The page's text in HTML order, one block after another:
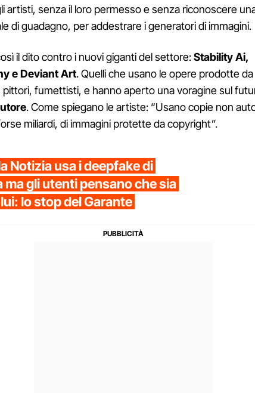
artisti, senza il loro permesso e senza riconoscere
di guadagno, per addestrare i generatori di immagini.
il dito contro i nuovi giganti del settore:Stability Ai,
e Deviant Art. Quelli che usano le opere prodotte da
pittori, fumettisti, e hanno aperto una voragine sul
. Come spiegano le artiste: “Usano copie non
miliardi, di immagini protette da copyright”.
Notizia usa i deepfake di
ma gli utenti pensano che sia
lo stop del Garante